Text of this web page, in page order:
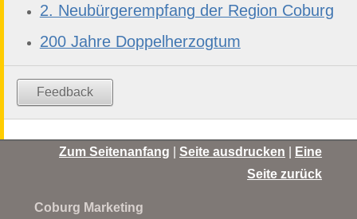
2. Neubürgerempfang der Region Coburg
200 Jahre Doppelherzogtum
Feedback
Zum Seitenanfang |Seite ausdrucken
Eine
Seite zurück
Coburg Marketing